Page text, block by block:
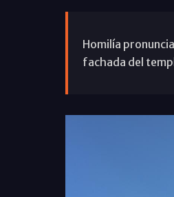
Homilía
fachada del